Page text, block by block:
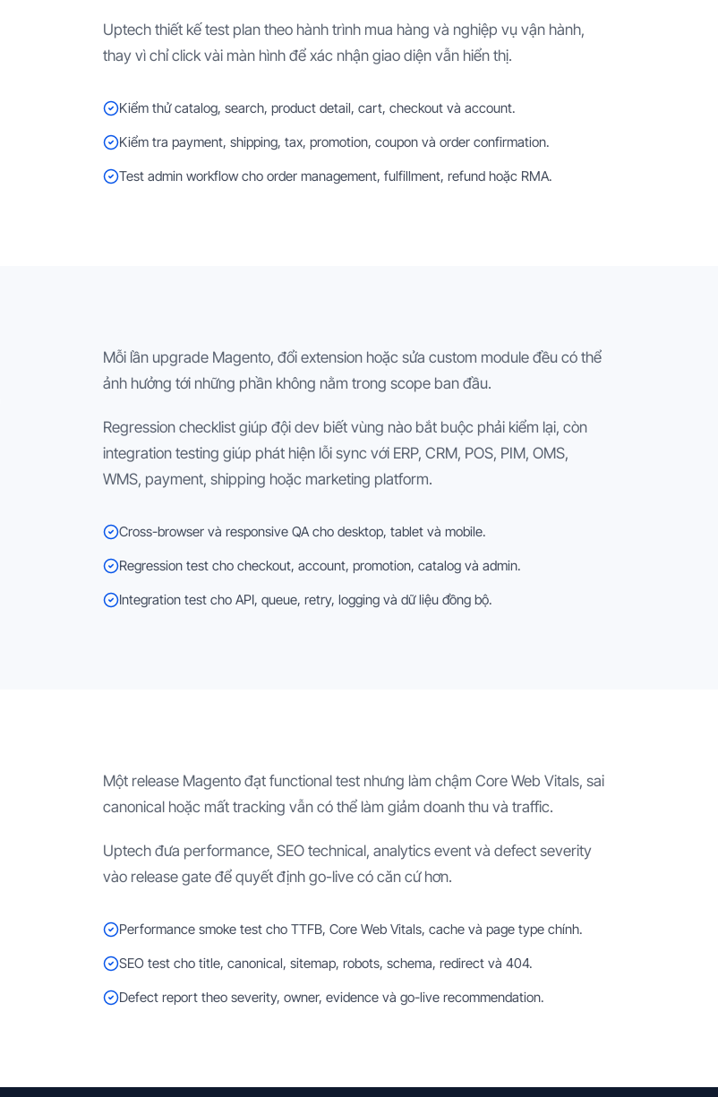
Uptech thiết kế test plan theo hành trình mua hàng và nghiệp vụ vận hành,
thay vì chỉ click vài màn hình để xác nhận giao diện vẫn hiển thị.
Kiểm thử catalog, search, product detail, cart, checkout và account.
Kiểm tra payment, shipping, tax, promotion, coupon và order confirmation.
Test admin workflow cho order management, fulfillment, refund hoặc RMA.
Mỗi lần upgrade Magento, đổi extension hoặc sửa custom module đều có thể
ảnh hưởng tới những phần không nằm trong scope ban đầu.
Regression checklist giúp đội dev biết vùng nào bắt buộc phải kiểm lại, còn
integration testing giúp phát hiện lỗi sync với ERP, CRM, POS, PIM, OMS,
WMS, payment, shipping hoặc marketing platform.
Cross-browser và responsive QA cho desktop, tablet và mobile.
Regression test cho checkout, account, promotion, catalog và admin.
Integration test cho API, queue, retry, logging và dữ liệu đồng bộ.
Một release Magento đạt functional test nhưng làm chậm Core Web Vitals, sai
canonical hoặc mất tracking vẫn có thể làm giảm doanh thu và traffic.
Uptech đưa performance, SEO technical, analytics event và defect severity
vào release gate để quyết định go-live có căn cứ hơn.
Performance smoke test cho TTFB, Core Web Vitals, cache và page type chính.
SEO test cho title, canonical, sitemap, robots, schema, redirect và 404.
Defect report theo severity, owner, evidence và go-live recommendation.